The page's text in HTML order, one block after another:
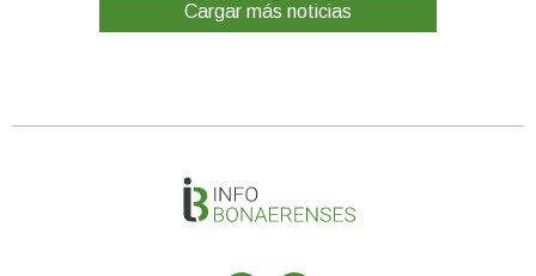
Cargar más noticias